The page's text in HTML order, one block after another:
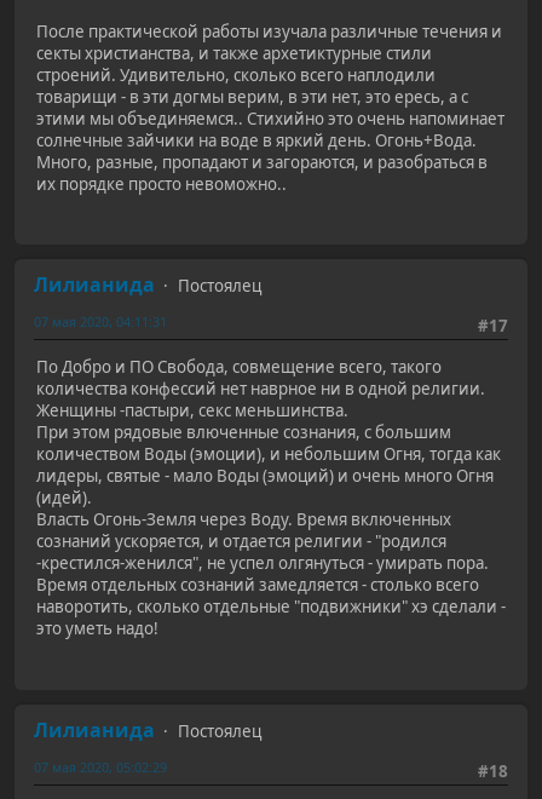
После практической работы изучала различные течения и
секты христианства, и также архетиктурные стили
строений. Удивительно, сколько всего наплодили
товарищи - в эти догмы верим, в эти нет, это ересь, а с
этими мы объединяемся.. Стихийно это очень напоминает
солнечные зайчики на воде в яркий день. Огонь+Вода.
Много, разные, пропадают и загораются, и разобраться в
их порядке просто невоможно..
Лилианида
Постоялец
#17
07 мая 2020, 04:11:31
По Добро и ПО Свобода, совмещение всего, такого
количества конфессий нет наврное ни в одной религии.
Женщины -пастыри, секс меньшинства.
При этом рядовые влюченные сознания, с большим
количеством Воды (эмоции), и небольшим Огня, тогда как
лидеры, святые - мало Воды (эмоций) и очень много Огня
(идей).
Власть Огонь-Земля через Воду. Время включенных
сознаний ускоряется, и отдается религии - "родился
-крестился-женился", не успел олгянуться - умирать пора.
Время отдельных сознаний замедляется - столько всего
наворотить, сколько отдельные "подвижники" хэ сделали -
это уметь надо!
Лилианида
Постоялец
#18
07 мая 2020, 05:02:29